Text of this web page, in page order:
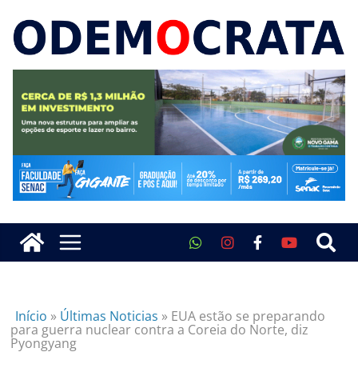
Início » Últimas Noticias » EUA estão se preparando
para guerra nuclear contra a Coreia do Norte, diz
Pyongyang